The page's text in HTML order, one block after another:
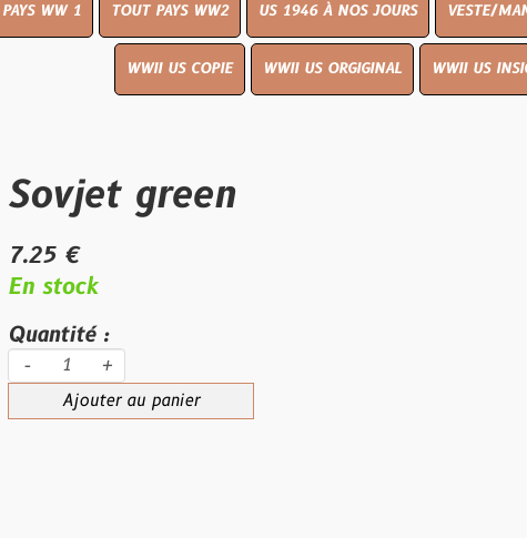
TOUT PAYS WW2 US 1946 À NOS JOURS VESTE/MANTEAU
WWII US COPIE WWII US ORGIGINAL WWII US INSIGNES
green
au panier